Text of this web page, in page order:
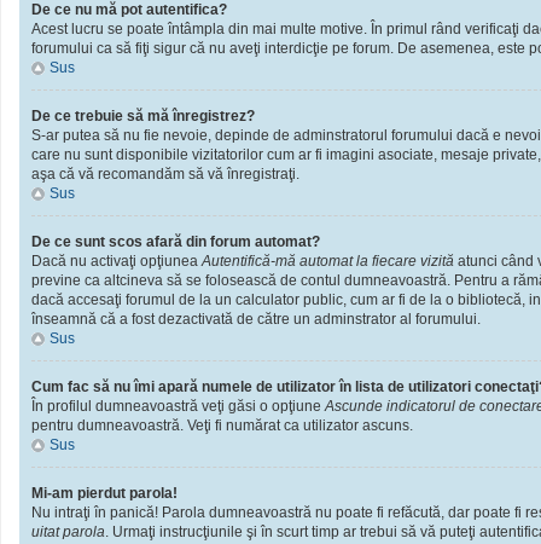
De ce nu mă pot autentifica?
Acest lucru se poate întâmpla din mai multe motive. În primul rând verificaţi
forumului ca să fiţi sigur că nu aveţi interdicţie pe forum. De asemenea,
Sus
De ce trebuie să mă înregistrez?
S-ar putea să nu fie nevoie, depinde de adminstratorul forumului dacă e
care nu sunt disponibile vizitatorilor cum ar fi imagini asociate, mesaje
aşa că vă recomandăm să vă înregistraţi.
Sus
De ce sunt scos afară din forum automat?
Dacă nu activaţi opţiuneaAutentifică-mă automat la fiecare vizită atunci când
previne ca altcineva să se folosească de contul dumneavoastră. Pentru a
dacă accesaţi forumul de la un calculator public, cum ar fi de la o bibliotecă,
înseamnă că a fost dezactivată de către un adminstrator al forumului.
Sus
Cum fac să nu îmi apară numele de utilizator în lista de utilizatori
În profilul dumneavoastră veţi găsi o opţiuneAscunde indicatorul de
pentru dumneavoastră. Veţi fi numărat ca utilizator ascuns.
Sus
Mi-am pierdut parola!
Nu intraţi în panică! Parola dumneavoastră nu poate fi refăcută, dar poate fi
uitat parola. Urmaţi instrucţiunile şi în scurt timp ar trebui să vă puteţi